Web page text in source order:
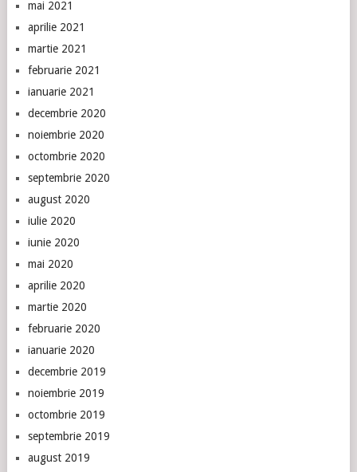
mai 2021
aprilie 2021
martie 2021
februarie 2021
ianuarie 2021
decembrie 2020
noiembrie 2020
octombrie 2020
septembrie 2020
august 2020
iulie 2020
iunie 2020
mai 2020
aprilie 2020
martie 2020
februarie 2020
ianuarie 2020
decembrie 2019
noiembrie 2019
octombrie 2019
septembrie 2019
august 2019